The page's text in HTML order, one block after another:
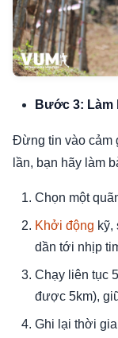
Bước 3: Làm
Đừng tin vào cảm
lần, bạn hãy làm
Chọn một
Khởi động kỹ,
dần tới nhịp
Chạy liên tục
được 5km),
Ghi lại thời